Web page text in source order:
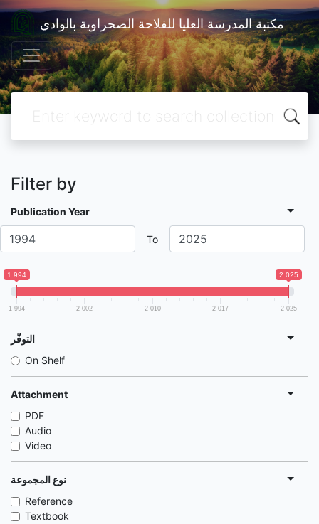
مكتبة المدرسة العليا للفلاحة الصحراوية بالوادي
Filter by
Publication Year
To
1 994 2 025
1 994 2 002 2 010 2 017 2 025
التوفّر
On Shelf
Attachment
PDF
Audio
Video
نوع المجموعة
Reference
Textbook